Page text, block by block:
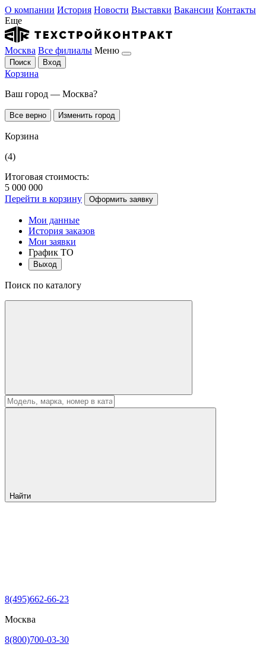
О компании История Новости Выставки Вакансии Контакты
Еще
Москва Все филиалы Меню
Поиск Вход
Корзина
Ваш город — Москва?
Все верно Изменить город
Корзина
(4)
Итоговая стоимость:
5 000 000
Перейти в корзину
Оформить заявку
Мои данные
История заказов
Мои заявки
График ТО
Выход
Поиск по каталогу
Найти
8(495)662-66-23
Москва
8(800)700-03-30